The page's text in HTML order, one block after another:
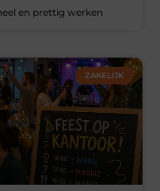
en prettig werken
ZAKELIJK